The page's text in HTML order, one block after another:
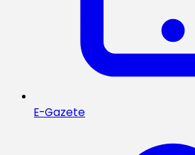
E-Gazete